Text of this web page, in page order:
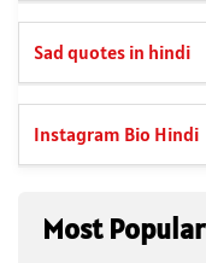
Sad quotes in hindi
Instagram Bio Hindi
Most Popular